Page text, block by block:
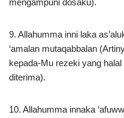
mengampuni dosaku).
9. Allahumma inni laka
‘amalan mutaqabbalan
kepada-Mu rezeki yang
diterima).
10. Allahumma innaka